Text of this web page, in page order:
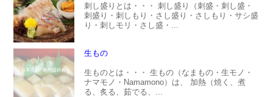
刺し盛りとは・・・ 刺し盛り（刺盛・刺し盛・
刺盛り・刺しもり・さし盛り・さしもり・サシ盛
り・刺しモリ・さし盛・...
生もの
生ものとは・・・ 生もの（なまもの・生モノ・
ナマモノ・Namamono）は、 加熱（焼く、煮
る、炙る、茹でる、...